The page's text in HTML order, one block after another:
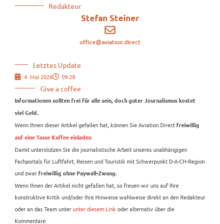
Redakteur
Stefan Steiner
office@aviation.direct
Letztes Update
4. Mai 2026 09:28
Give a coffee
Informationen sollten frei für alle sein, doch guter Journalismus kostet
viel Geld.
Wenn Ihnen dieser Artikel gefallen hat, können Sie Aviation.Direct freiwillig
auf eine Tasse Kaffee einladen
Damit unterstützen Sie die journalistische Arbeit unseres unabhängigen
Fachportals für Luftfahrt, Reisen und Touristik mit Schwerpunkt D-A-CH-Region
und zwar freiwillig ohne Paywall-Zwang.
Wenn Ihnen der Artikel nicht gefallen hat, so freuen wir uns auf Ihre
konstruktive Kritik und/oder Ihre Hinweise wahlweise direkt an den Redakteur
oder an das Team unterunter diesem Link oder alternativ über die
Kommentare.